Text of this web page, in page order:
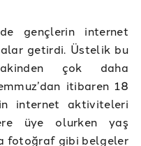
gençlerin internet
getirdi. Üstelik bu
çok daha
itibaren 18
internet aktiviteleri
üye olurken yaş
fotoğraf gibi belgeler